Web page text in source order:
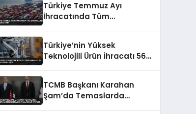
Türkiye Temmuz Ayı
İhracatında Tüm
Türkiye’nin Yüksek
Teknolojili Ürün İhracatı 56
TCMB Başkanı Karahan
Şam’da Temaslarda